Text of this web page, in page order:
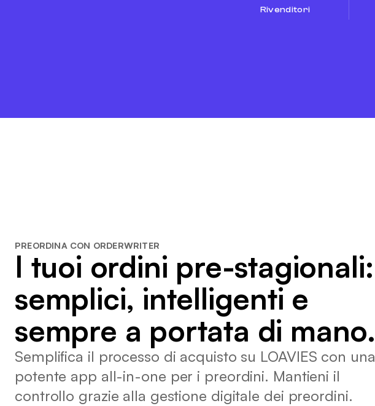
Rivenditori
PREORDINA CON ORDERWRITER
I tuoi ordini pre-stagionali:
semplici, intelligenti e
sempre a portata di mano.
Semplifica il processo di acquisto su LOAVIES con una
potente app all-in-one per i preordini. Mantieni il
controllo grazie alla gestione digitale dei preordini.